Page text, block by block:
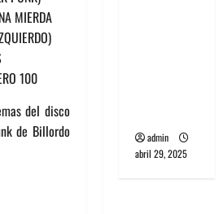
MIERDA
100
del disco
de Billordo
admin
abril 29, 2025